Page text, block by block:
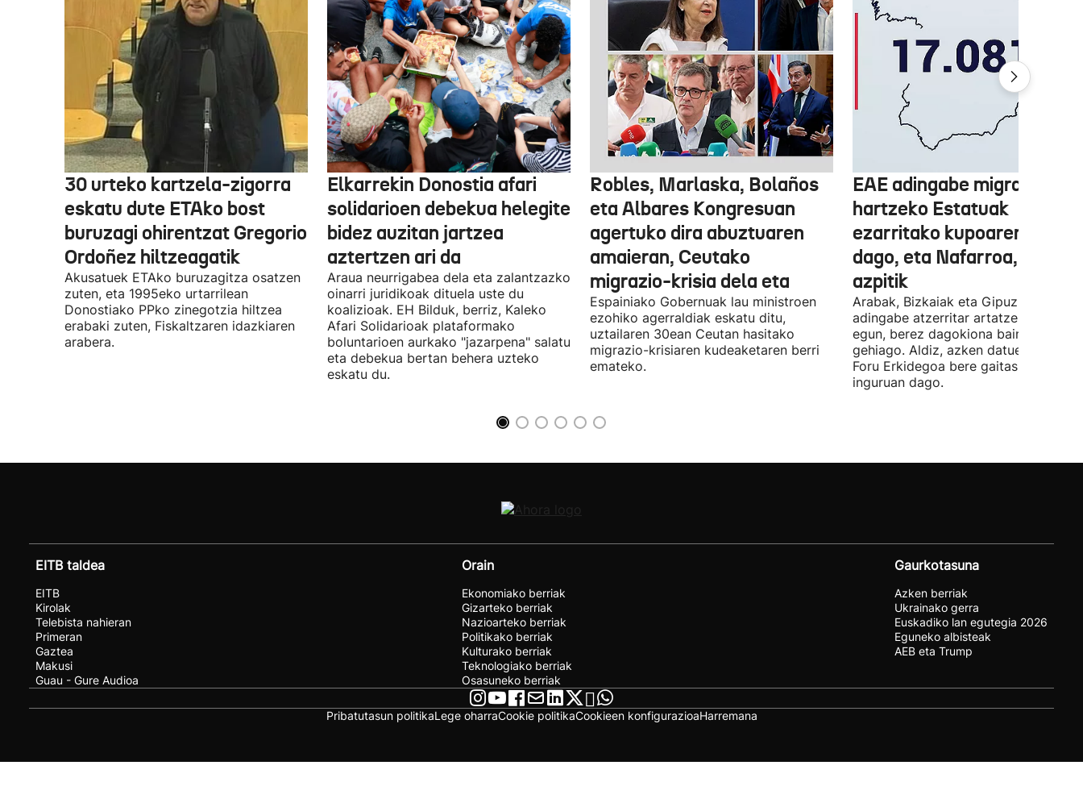
30 urteko kartzela-zigorra
eskatu dute ETAko bost
buruzagi ohirentzat Gregorio
Ordoñez hiltzeagatik
Akusatuek ETAko buruzagitza osatzen
zuten, eta 1995eko urtarrilean
Donostiako PPko zinegotzia hiltzea
erabaki zuten, Fiskaltzaren idazkiaren
arabera.
Elkarrekin Donostia afari
solidarioen debekua helegite
bidez auzitan jartzea
aztertzen ari da
Araua neurrigabea dela eta zalantzazko
oinarri juridikoak dituela uste du
koalizioak. EH Bilduk, berriz, Kaleko
Afari Solidarioak plataformako
boluntarioen aurkako "jazarpena" salatu
eta debekua bertan behera uzteko
eskatu du.
Robles, Marlaska, Bolaños
eta Albares Kongresuan
agertuko dira abuztuaren
amaieran, Ceutako
migrazio-krisia dela eta
Espainiako Gobernuak lau ministroen
ezohiko agerraldiak eskatu ditu,
uztailaren 30ean Ceutan hasitako
migrazio-krisiaren kudeaketaren berri
emateko.
EAE adingabe
hartzeko Estatuak
ezarritako kupoaren
dago, eta Nafarroa, berriz,
azpitik
Arabak, Bizkaiak eta Gipuzkoak 843
adingabe atzerritar artatzen dituzte
egun, berez dagokiona baino 65
gehiago. Aldiz, azken datuen arabera,
Foru Erkidegoa bere gaitasunaren %
inguruan dago.
EITB taldea
EITB
Kirolak
Telebista nahieran
Primeran
Gaztea
Makusi
Guau - Gure Audioa
Orain
Ekonomiako berriak
Gizarteko berriak
Nazioarteko berriak
Politikako berriak
Kulturako berriak
Teknologiako berriak
Osasuneko berriak
Gaurkotasuna
Azken berriak
Ukrainako gerra
Euskadiko lan egutegia 2026
Eguneko albisteak
AEB eta Trump
Pribatutasun politikaLege oharraCookie politikaCookieen konfigurazioaHarremana